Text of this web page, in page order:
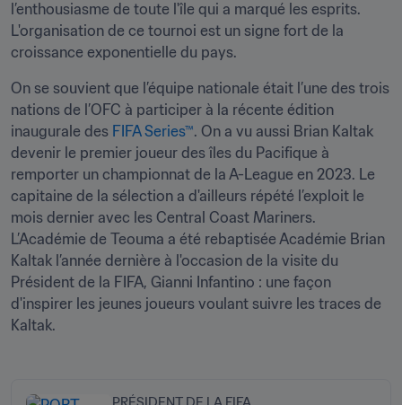
l’enthousiasme de toute l'île qui a marqué les esprits.
L'organisation de ce tournoi est un signe fort de la
croissance exponentielle du pays.
On se souvient que l’équipe nationale était l’une des trois
nations de l’OFC à participer à la récente édition
inaugurale des FIFA Series™. On a vu aussi Brian Kaltak
devenir le premier joueur des îles du Pacifique à
remporter un championnat de la A-League en 2023. Le
capitaine de la sélection a d'ailleurs répété l’exploit le
mois dernier avec les Central Coast Mariners.
L’Académie de Teouma a été rebaptisée Académie Brian
Kaltak l’année dernière à l'occasion de la visite du
Président de la FIFA, Gianni Infantino : une façon
d'inspirer les jeunes joueurs voulant suivre les traces de
Kaltak.